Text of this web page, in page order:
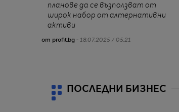
планове да се възползват от
широк набор от алтернативни
активи
от profit.bg - 18.07.2025 / 05:21
ПОСЛЕДНИ БИЗНЕС